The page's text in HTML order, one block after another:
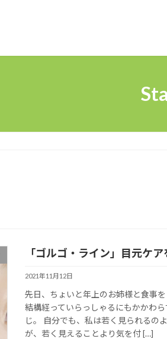
「ゴルゴ・ライン」目元ケ
2021年11月12日
先日、ちょいと年上のお姉様と食事
結構経っていらっしゃるにもかかわ
じ。 自分でも、私は若く見られるの
が、若く見えることより気を付 […]